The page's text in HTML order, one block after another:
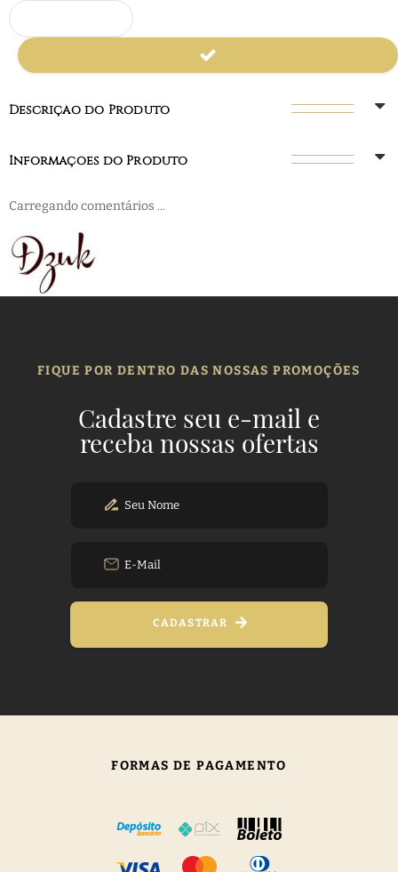
Descrição do Produto
Informações do Produto
Carregando comentários ...
FIQUE POR DENTRO DAS NOSSAS PROMOÇÕES
Cadastre seu e-mail e
receba nossas ofertas
CADASTRAR
FORMAS DE PAGAMENTO